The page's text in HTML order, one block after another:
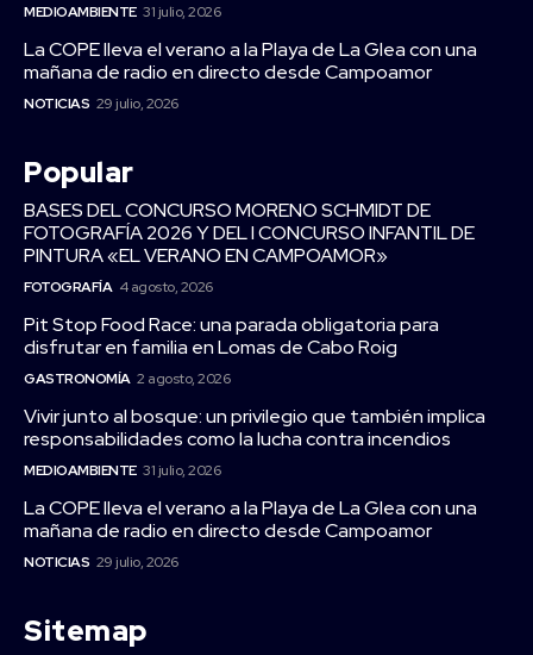
MEDIOAMBIENTE 31 julio, 2026
La COPE lleva el verano a la Playa de La Glea con una
mañana de radio en directo desde Campoamor
NOTICIAS 29 julio, 2026
Popular
BASES DEL CONCURSO MORENO SCHMIDT DE
FOTOGRAFÍA 2026 Y DEL I CONCURSO INFANTIL DE
PINTURA «EL VERANO EN CAMPOAMOR»
FOTOGRAFÍA 4 agosto, 2026
Pit Stop Food Race: una parada obligatoria para
disfrutar en familia en Lomas de Cabo Roig
GASTRONOMÍA 2 agosto, 2026
Vivir junto al bosque: un privilegio que también implica
responsabilidades como la lucha contra incendios
MEDIOAMBIENTE 31 julio, 2026
La COPE lleva el verano a la Playa de La Glea con una
mañana de radio en directo desde Campoamor
NOTICIAS 29 julio, 2026
Sitemap